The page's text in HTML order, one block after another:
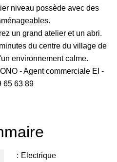
niveau possède avec des
un grand atelier et un abri.
du centre du village de
environnement calme.
- Agent commerciale EI -
65 63 89
Electrique